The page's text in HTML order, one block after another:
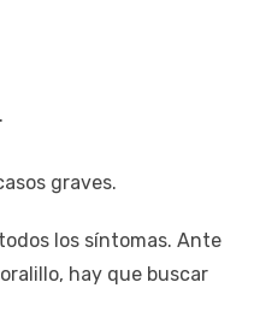
graves.
los síntomas. Ante
hay que buscar